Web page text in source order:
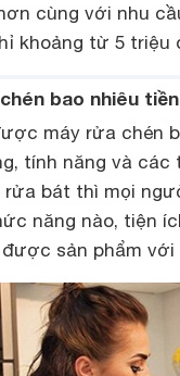
cùng với nhu
khoảng từ 5 triệu
bao nhiêu
máy rửa chén
tính năng và
rửa bát thì mọi
năng nào, tiện
sản phẩm